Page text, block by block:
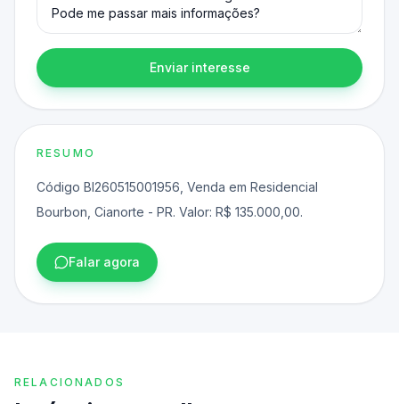
Enviar interesse
RESUMO
Código BI260515001956, Venda em Residencial
Bourbon, Cianorte - PR. Valor: R$ 135.000,00.
Falar agora
RELACIONADOS